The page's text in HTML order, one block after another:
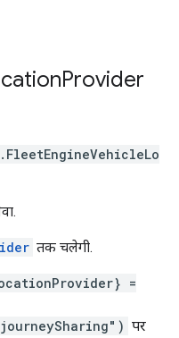
Provider
. FleetEngineVehicleLo
तक चलेगी.
=
पर